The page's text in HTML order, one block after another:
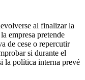
al finalizar la
empresa pretende
de cese o repercutir
si durante el
la política interna prevé